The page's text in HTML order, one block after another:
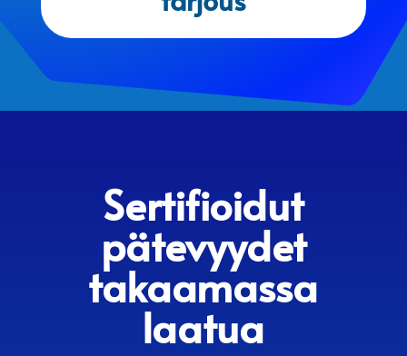
Sertifioidut
pätevyydet
takaamassa
laatua